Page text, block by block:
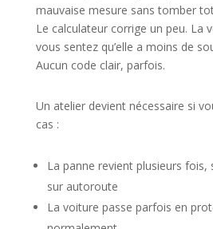
mauvaise mesure sans tomber
Le calculateur corrige un peu. La
vous sentez qu’elle a moins de
Aucun code clair, parfois.
Un atelier devient nécessaire si
cas :
La panne revient plusieurs
sur autoroute
La voiture passe parfois en